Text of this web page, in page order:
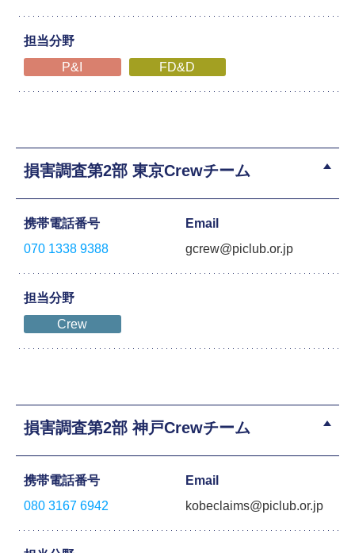
担当分野
P&I
FD&D
損害調査第2部 東京Crewチーム
携帯電話番号
070 1338 9388
Email
gcrew@piclub.or.jp
担当分野
Crew
損害調査第2部 神戸Crewチーム
携帯電話番号
080 3167 6942
Email
kobeclaims@piclub.or.jp